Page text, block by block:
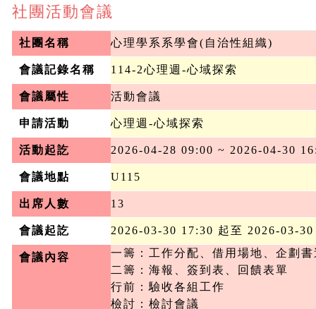
社團活動會議
社團名稱 心理學系系學會(自治性組織)
會議記錄名稱 114-2心理週-心域探索
會議屬性 活動會議
申請活動 心理週-心域探索
活動起訖 2026-04-28 09:00 ~ 2026-04-30
會議地點 U115
出席人數 13
會議起訖 2026-03-30 17:30 起至 2026-03-
會議內容
一籌：工作分配、借用場地、企劃
二籌：海報、簽到表、回饋表單
行前：驗收各組工作
檢討：檢討會議